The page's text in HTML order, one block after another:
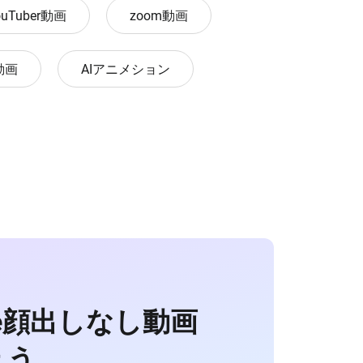
動画 zoom動画
画 AIアニメション
出しなし動画